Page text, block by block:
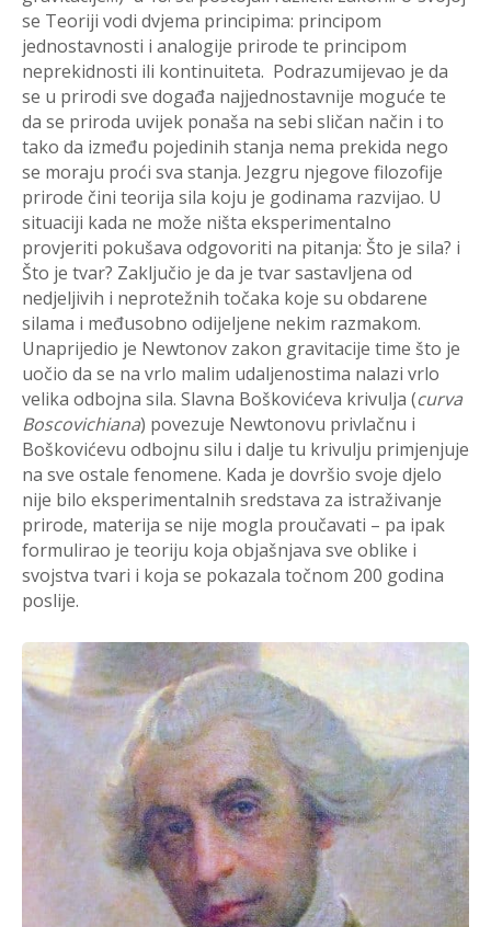
se Teoriji vodi dvjema principima: principom
jednostavnosti i analogije prirode te principom
neprekidnosti ili kontinuiteta. Podrazumijevao je da
se u prirodi sve događa najjednostavnije moguće te
da se priroda uvijek ponaša na sebi sličan način i to
tako da između pojedinih stanja nema prekida nego
se moraju proći sva stanja. Jezgru njegove filozofije
prirode čini teorija sila koju je godinama razvijao. U
situaciji kada ne može ništa eksperimentalno
provjeriti pokušava odgovoriti na pitanja: Što je sila? i
Što je tvar? Zaključio je da je tvar sastavljena od
nedjeljivih i neprotežnih točaka koje su obdarene
silama i međusobno odijeljene nekim razmakom.
Unaprijedio je Newtonov zakon gravitacije time što je
uočio da se na vrlo malim udaljenostima nalazi vrlo
velika odbojna sila. Slavna Boškovićeva krivulja (curva
Boscovichiana) povezuje Newtonovu privlačnu i
Boškovićevu odbojnu silu i dalje tu krivulju primjenjuje
na sve ostale fenomene. Kada je dovršio svoje djelo
nije bilo eksperimentalnih sredstava za istraživanje
prirode, materija se nije mogla proučavati – pa ipak
formulirao je teoriju koja objašnjava sve oblike i
svojstva tvari i koja se pokazala točnom 200 godina
poslije.